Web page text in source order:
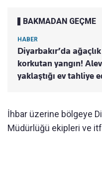
BAKMADAN GEÇME
HABER
Diyarbakır’da
korkutan yangın!
yaklaştığı ev tahliye
İhbar üzerine bölgeye
Müdürlüğü ekipleri ve